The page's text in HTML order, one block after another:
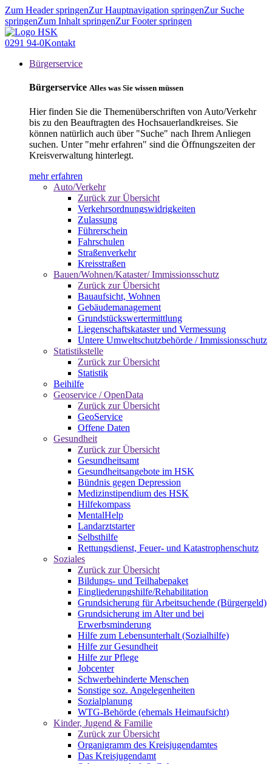
Zum Header springenZur Hauptnavigation springenZur Suche
springenZum Inhalt springenZur Footer springen
0291 94-0Kontakt
Bürgerservice
Bürgerservice Alles was Sie wissen müssen
Hier finden Sie die Themenüberschriften von Auto/Verkehr
bis zu den Beauftragten des Hochsauerlandkreises. Sie
können natürlich auch über "Suche" nach Ihrem Anliegen
suchen. Unter "mehr erfahren" sind die Öffnungszeiten der
Kreisverwaltung hinterlegt.
mehr erfahren
Auto/Verkehr
Zurück zur Übersicht
Verkehrsordnungswidrigkeiten
Zulassung
Führerschein
Fahrschulen
Straßenverkehr
Kreisstraßen
Bauen/Wohnen/Kataster/ Immissionsschutz
Zurück zur Übersicht
Bauaufsicht, Wohnen
Gebäudemanagement
Grundstückswertermittlung
Liegenschaftskataster und Vermessung
Untere Umweltschutzbehörde / Immissionsschutz
Statistikstelle
Zurück zur Übersicht
Statistik
Beihilfe
Geoservice / OpenData
Zurück zur Übersicht
GeoService
Offene Daten
Gesundheit
Zurück zur Übersicht
Gesundheitsamt
Gesundheitsangebote im HSK
Bündnis gegen Depression
Medizinstipendium des HSK
Hilfekompass
MentalHelp
Landarztstarter
Selbsthilfe
Rettungsdienst, Feuer- und Katastrophenschutz
Soziales
Zurück zur Übersicht
Bildungs- und Teilhabepaket
Eingliederungshilfe/Rehabilitation
Grundsicherung für Arbeitsuchende (Bürgergeld)
Grundsicherung im Alter und bei
Erwerbsminderung
Hilfe zum Lebensunterhalt (Sozialhilfe)
Hilfe zur Gesundheit
Hilfe zur Pflege
Jobcenter
Schwerbehinderte Menschen
Sonstige soz. Angelegenheiten
Sozialplanung
WTG-Behörde (ehemals Heimaufsicht)
Kinder, Jugend & Familie
Zurück zur Übersicht
Organigramm des Kreisjugendamtes
Das Kreisjugendamt